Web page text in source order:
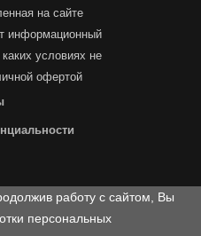
на сайте
информационный
условиях не
офертой
работу с сайтом, Вы
персональных